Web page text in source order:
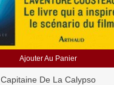
Ajouter Au Panier
Capitaine De La Calypso